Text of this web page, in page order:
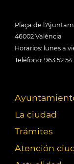
Plaça de
46002 València
Horarios: lunes a
Teléfono: 963 52 54
La ciudad
Trámites
Atención